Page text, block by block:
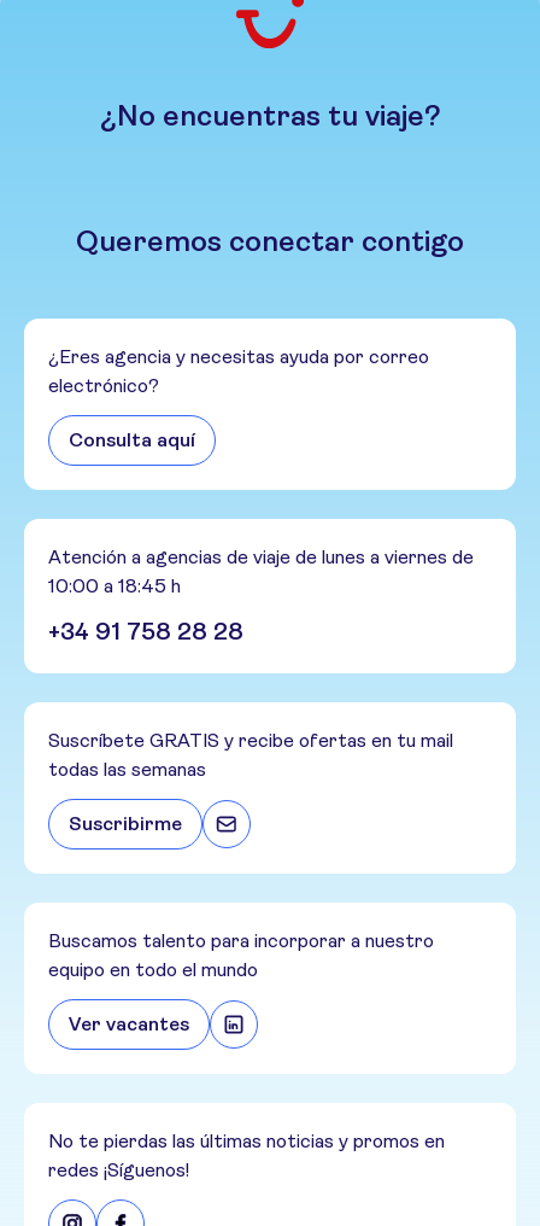
¿No encuentras tu viaje?
Queremos conectar contigo
¿Eres agencia y necesitas ayuda por correo
electrónico?
Consulta aquí
Atención a agencias de viaje de lunes a viernes de
10:00 a 18:45 h
+34 91 758 28 28
Suscríbete GRATIS y recibe ofertas en tu mail
todas las semanas
Suscribirme
Buscamos talento para incorporar a nuestro
equipo en todo el mundo
Ver vacantes
No te pierdas las últimas noticias y promos en
redes ¡Síguenos!